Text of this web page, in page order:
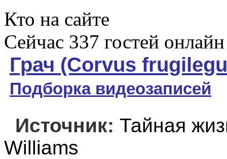
Кто на сайте
Сейчас 337 гостей онлайн
Грач (Corvus
Подборка видеозаписей
Источник: Тайная
Williams